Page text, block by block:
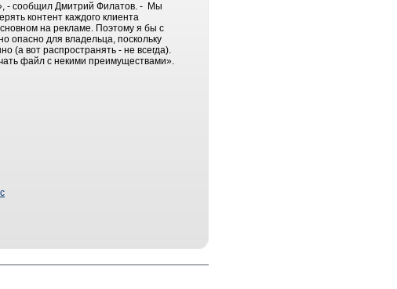
- сообщил Дмитрий Филатов. - Мы
контент каждого клиента
на рекламе. Поэтому я бы с
опасно для владельца, поскольку
(а вот распространять - не всегда).
файл с некими преимуществами».